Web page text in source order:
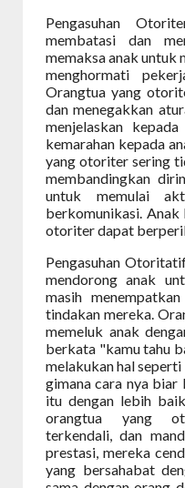
Pengasuhan
membatasi dan
memaksa anak untuk
menghormati
Orangtua yang
dan menegakkan
menjelaskan
kemarahan kepada
yang otoriter sering
membandingkan
untuk memulai
berkomunikasi.
otoriter dapat
Pengasuhan
mendorong anak
masih
tindakan mereka.
memeluk anak
berkata "kamu tahu
melakukan hal
gimana cara nya biar
itu dengan lebih
orangtua yang
terkendali, dan
prestasi, mereka
yang bersahabat